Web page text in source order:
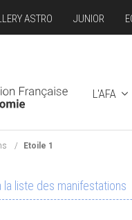
L'AFA
ASTRO JUNIOR
Etoile 1
la liste des manifestations